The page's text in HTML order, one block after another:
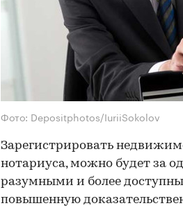
Фото: Depositphotos/IuriiSokolov
Зарегистрировать
нотариуса, можно будет за
разумными и более
повышенную